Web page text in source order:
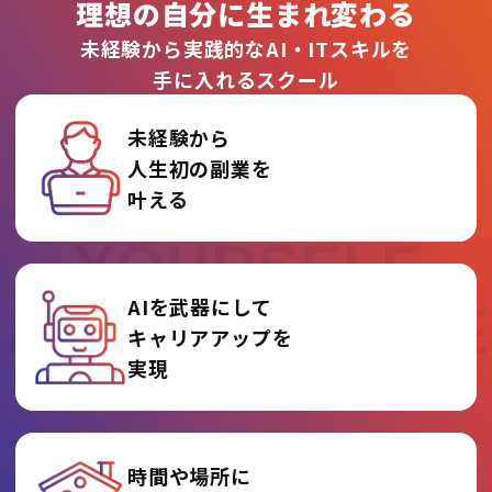
REINVENT
YOURSELF
AT AI COLLEGE
理想の自分に生まれ変わる
未経験から実践的なAI・ITスキルを
手に入れるスクール
未経験から
人生初の副業を
叶える
AIを武器にして
キャリアアップを
実現
時間や場所に